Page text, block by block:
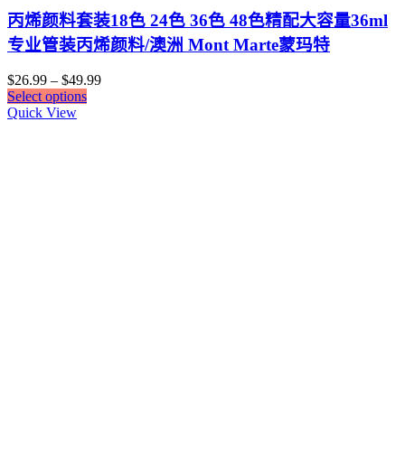
丙烯颜料套装18色 24色 36色 48色精配大容量36ml
专业管装丙烯颜料/澳洲 Mont Marte蒙玛特
$26.99 – $49.99
Select options
Quick View